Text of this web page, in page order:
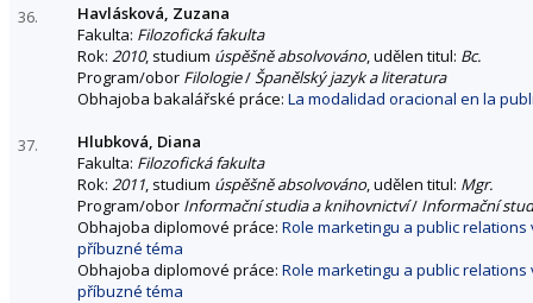
36.
Havlásková, Zuzana
Fakulta: Filozofická fakulta
Rok: 2010, studium úspěšně absolvováno, udělen titul: Bc.
Program/obor Filologie/Španělský jazyk a literatura
Obhajoba bakalářské práce: La modalidad oracional en la
37.
Hlubková, Diana
Fakulta: Filozofická fakulta
Rok: 2011, studium úspěšně absolvováno, udělen titul: Mgr.
Program/obor Informační studia a knihovnictví/ Informační
Obhajoba diplomové práce: Role marketingu a public
příbuzné téma
Obhajoba diplomové práce: Role marketingu a public
příbuzné téma